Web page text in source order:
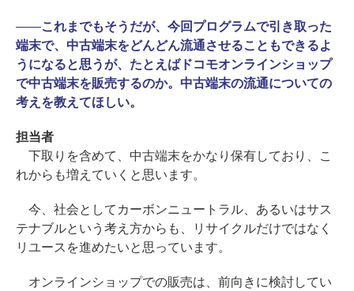
――これまでもそうだが、今回プログラムで引き取った
端末で、中古端末をどんどん流通させることもできるよ
うになると思うが、たとえばドコモオンラインショップ
で中古端末を販売するのか。中古端末の流通についての
考えを教えてほしい。
担当者
下取りを含めて、中古端末をかなり保有しており、こ
れからも増えていくと思います。
今、社会としてカーボンニュートラル、あるいはサス
テナブルという考え方からも、リサイクルだけではなく
リユースを進めたいと思っています。
オンラインショップでの販売は、前向きに検討してい